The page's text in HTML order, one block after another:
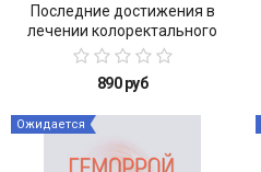
Последние достижения в
лечении колоректального
рака
890 руб
Ожидается